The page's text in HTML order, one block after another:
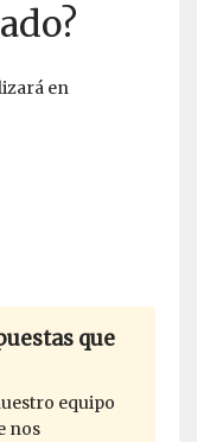
en
que
equipo
nos